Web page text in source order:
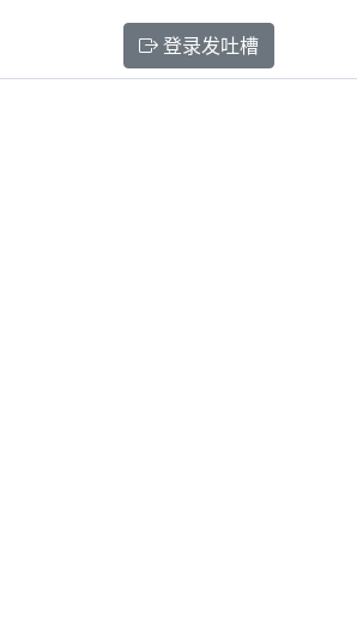
登录发吐槽